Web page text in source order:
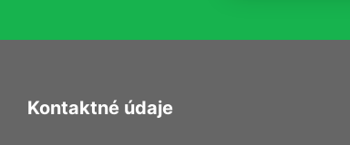
Kontaktné údaje